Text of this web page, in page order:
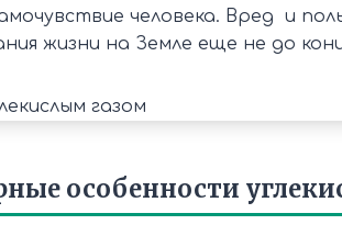
человека. Вред и
жизни на Земле еще не до
особенности